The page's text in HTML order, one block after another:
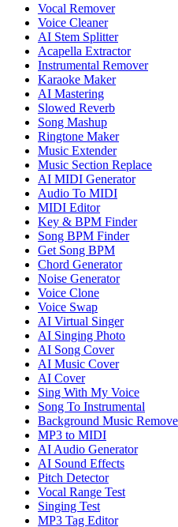
Vocal Remover
Voice Cleaner
AI Stem Splitter
Acapella Extractor
Instrumental Remover
Karaoke Maker
AI Mastering
Slowed Reverb
Song Mashup
Ringtone Maker
Music Extender
Music Section Replace
AI MIDI Generator
Audio To MIDI
MIDI Editor
Key & BPM Finder
Song BPM Finder
Get Song BPM
Chord Generator
Noise Generator
Voice Clone
Voice Swap
AI Virtual Singer
AI Singing Photo
AI Song Cover
AI Music Cover
AI Cover
Sing With My Voice
Song To Instrumental
Background Music
MP3 to MIDI
AI Audio Generator
AI Sound Effects
Pitch Detector
Vocal Range Test
Singing Test
MP3 Tag Editor